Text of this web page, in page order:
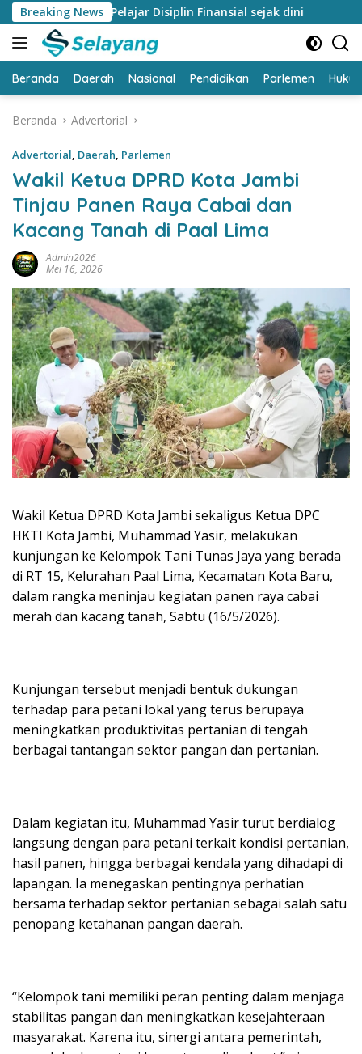
Langsung
ke
konten
Breaking News
Pelajar Disiplin Finansial sejak dini Bank Jambi
Beranda Daerah Nasional Pendidikan Parlemen
Beranda Advertorial
Advertorial, Daerah, Parlemen
Wakil Ketua DPRD Kota Jambi
Tinjau Panen Raya Cabai dan
Kacang Tanah di Paal Lima
Admin2026
Mei 16, 2026
Wakil Ketua DPRD Kota Jambi sekaligus Ketua DPC
HKTI Kota Jambi, Muhammad Yasir, melakukan
kunjungan ke Kelompok Tani Tunas Jaya yang berada
di RT 15, Kelurahan Paal Lima, Kecamatan Kota Baru,
dalam rangka meninjau kegiatan panen raya cabai
merah dan kacang tanah, Sabtu (16/5/2026).
Kunjungan tersebut menjadi bentuk dukungan
terhadap para petani lokal yang terus berupaya
meningkatkan produktivitas pertanian di tengah
berbagai tantangan sektor pangan dan pertanian.
Dalam kegiatan itu, Muhammad Yasir turut berdialog
langsung dengan para petani terkait kondisi pertanian,
hasil panen, hingga berbagai kendala yang dihadapi di
lapangan. Ia menegaskan pentingnya perhatian
bersama terhadap sektor pertanian sebagai salah satu
penopang ketahanan pangan daerah.
“Kelompok tani memiliki peran penting dalam menjaga
stabilitas pangan dan meningkatkan kesejahteraan
masyarakat. Karena itu, sinergi antara pemerintah,